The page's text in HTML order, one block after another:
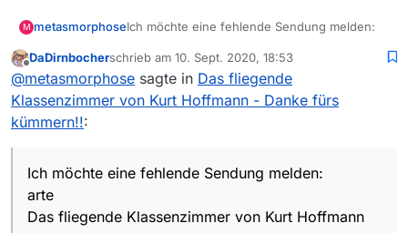
M metasmorphoseIch möchte eine fehlende Sendung melden:
arte
Das fliegende Klassenzimmer von Kurt
https://www.arte.tv/de/videos/099343-000-
A/das-fliegende-klassenzimmer-von-kurt-
Offline
DaDirnbocherschrieb am 10. Sept. 2020, 18:53
zuletzt editiert von
@metasmorphose sagte in Das fliegende
Klassenzimmer von Kurt Hoffmann - Danke fürs
kümmern!!:
Ich möchte eine fehlende Sendung melden:
arte
Das fliegende Klassenzimmer von Kurt Hoffmann